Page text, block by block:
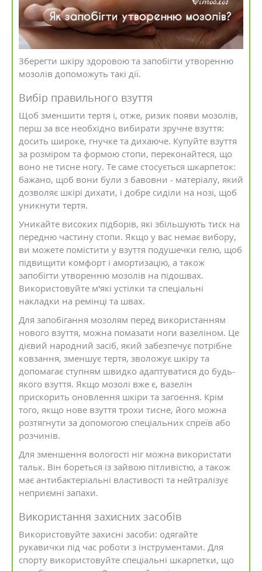
Зберегти шкіру здоровою та запобігти утворенню
мозолів допоможуть такі дії.
Вибір правильного взуття
Щоб зменшити тертя і, отже, ризик появи мозолів,
перш за все необхідно вибирати зручне взуття:
досить широке, гнучке та дихаюче. Купуйте взуття
за розміром та формою стопи, переконайтеся, що
воно не тисне ногу. Те саме стосується шкарпеток:
бажано, щоб вони були з бавовни - матеріалу, який
дозволяє шкірі дихати, і добре сиділи на нозі, щоб
уникнути тертя.
Уникайте високих підборів, які збільшують тиск на
передню частину стопи. Якщо у вас немає вибору,
ви можете помістити у взуття подушечки гелю, щоб
підвищити комфорт і амортизацію, а також
запобігти утворенню мозолів на підошвах.
Використовуйте м'які устілки та спеціальні
накладки на ремінці та швах.
Для запобігання мозолям перед використанням
нового взуття, можна помазати ноги вазеліном. Це
дієвий народний засіб, який забезпечує потрібне
ковзання, зменшує тертя, зволожує шкіру та
допомагає ступням швидко адаптуватися до будь-
якого взуття. Якщо мозолі вже є, вазелін
прискорить оновлення шкіри та загоєння. Крім
того, якщо нове взуття трохи тисне, його можна
розтягнути за допомогою спеціальних спреїв або
розчинів.
Для зменшення вологості ніг можна використати
тальк. Він бореться із зайвою пітливістю, а також
має антибактеріальні властивості та нейтралізує
неприємні запахи.
Використання захисних засобів
Використовуйте захисні засоби: одягайте
рукавички під час роботи з інструментами. Для
спорту використовуйте спеціальні шкарпетки, що